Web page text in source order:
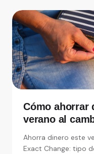
Cómo ahorrar
verano al
Ahorra dinero este
Exact Change: tipo